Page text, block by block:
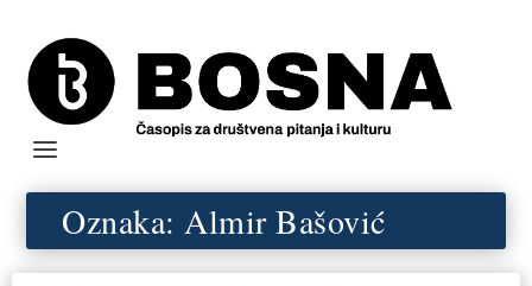
Oznaka:Almir Bašović